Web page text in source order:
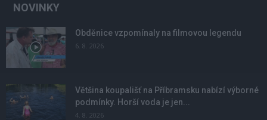
NOVINKY
Obděnice vzpomínaly na filmovou legendu
6. 8. 2026
Většina koupališť na Příbramsku nabízí výborné
podmínky. Horší voda je jen...
4. 8. 2026